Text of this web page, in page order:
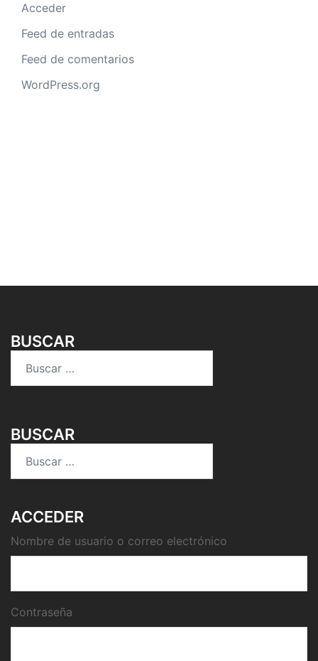
Acceder
Feed de entradas
Feed de comentarios
WordPress.org
BUSCAR
BUSCAR
ACCEDER
Nombre de usuario o correo electrónico
Contraseña